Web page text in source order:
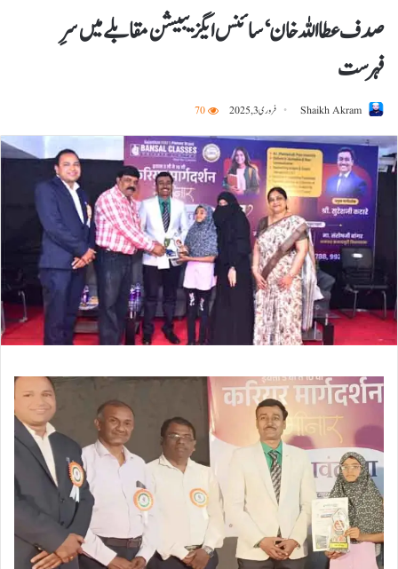
صدف عطااللہ خان ‘سائنس ایگزیبیشن مقابلے میں سرِ
فہرست
Shaikh Akram فروری 3, 2025 70